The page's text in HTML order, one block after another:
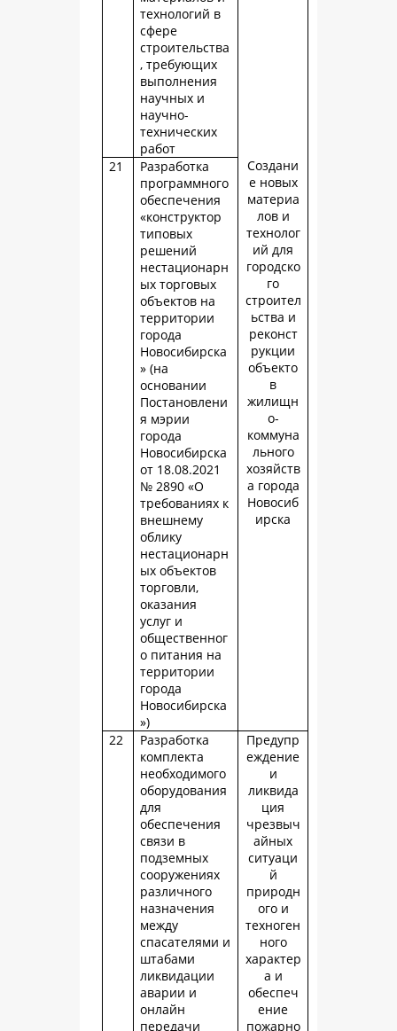
технологий в
сфере
строительства
, требующих
выполнения
научных и
научно-
технических
работ
Создани
е новых
материа
лов и
технолог
ий для
городско
го
строител
ьства и
реконст
рукции
объекто
в
жилищн
о-
коммуна
льного
хозяйств
а города
Новосиб
ирска
21
Разработка
программного
обеспечения
«конструктор
типовых
решений
нестационарн
ых торговых
объектов на
территории
города
Новосибирска
» (на
основании
Постановлени
я мэрии
города
Новосибирска
от 18.08.2021
№ 2890 «О
требованиях к
внешнему
облику
нестационарн
ых объектов
торговли,
оказания
услуг и
общественног
о питания на
территории
города
Новосибирска
»)
22
Разработка
комплекта
необходимого
оборудования
для
обеспечения
связи в
подземных
сооружениях
различного
назначения
между
спасателями и
штабами
ликвидации
аварии и
онлайн
передачи
Предупр
еждение
и
ликвида
ция
чрезвыч
айных
ситуаци
й
природн
ого и
техноген
ного
характер
а и
обеспеч
ение
пожарно